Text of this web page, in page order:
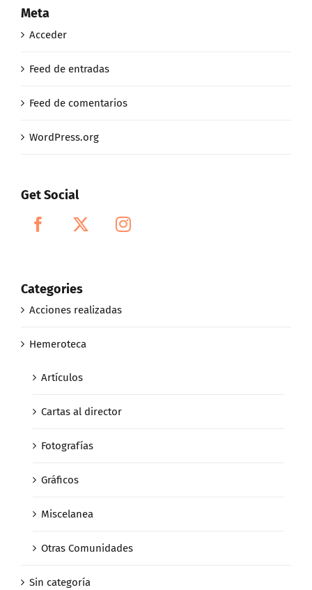
Meta
Acceder
Feed de entradas
Feed de comentarios
WordPress.org
Get Social
Categories
Acciones realizadas
Hemeroteca
Artículos
Cartas al director
Fotografías
Gráficos
Miscelanea
Otras Comunidades
Sin categoría